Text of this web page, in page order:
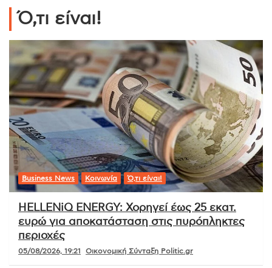
Ό,τι είναι!
Business News Κοινωνία Ό,τι είναι!
HELLENiQ ENERGY: Χορηγεί έως 25 εκατ.
ευρώ για αποκατάσταση στις πυρόπληκτες
περιοχές
05/08/2026, 19:21 Οικονομική Σύνταξη Politic.gr